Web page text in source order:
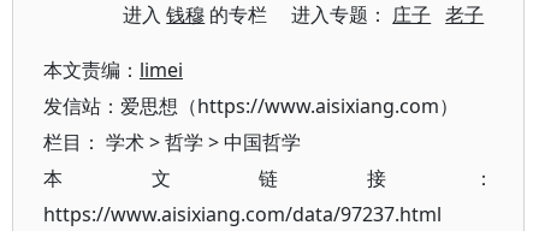
进入钱穆 的专栏 进入专题： 庄子 老子
本文责编： limei
发信站：爱思想（https://www.aisixiang.com）
栏目： 学术>哲学 >中国哲学
本文链接：
https://www.aisixiang.com/data/97237.html